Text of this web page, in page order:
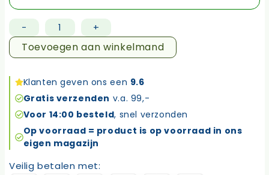
-
en
theedoek
aantal
+
Toevoegen aan winkelmand
Klanten geven ons een 9.6
Gratis verzenden v.a. 99,-
Voor 14:00 besteld, snel verzonden
Op voorraad = product is op voorraad in ons
eigen magazijn
Veilig betalen met: